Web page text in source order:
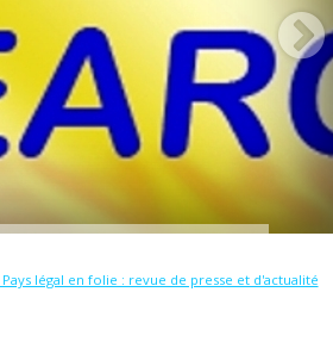
légal en folie : revue de presse et d'actualité